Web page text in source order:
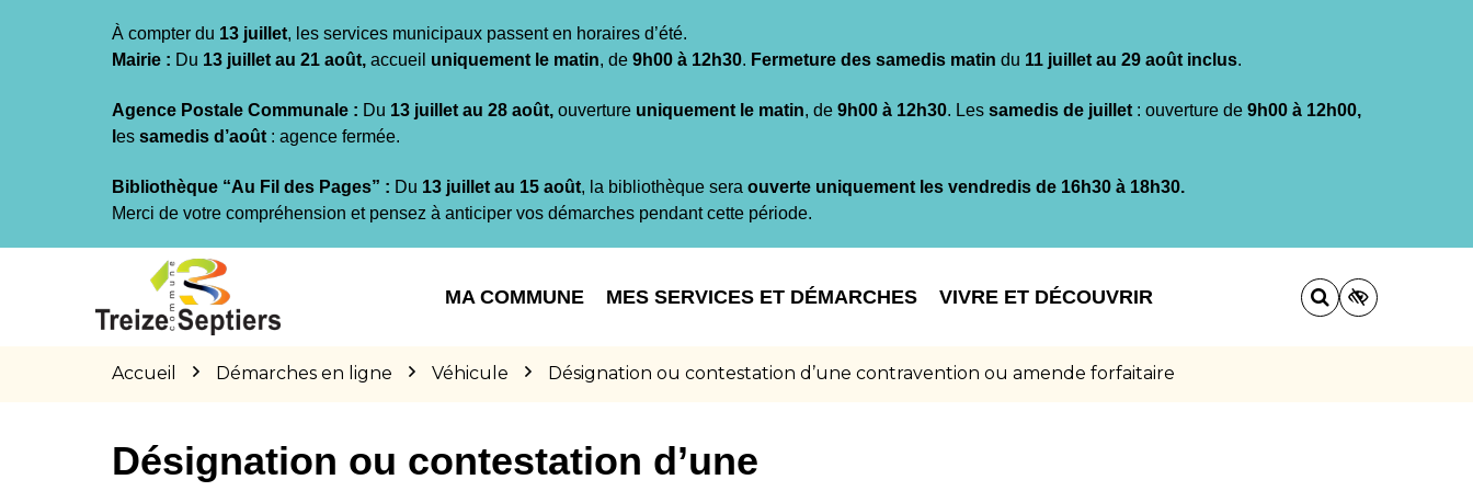
À compter du 13 juillet, les services municipaux passent en horaires d’été.
Mairie : Du 13 juillet au 21 août, accueil uniquement le matin, de 9h00 à 12h30. Fermeture des samedis matin du 11 juillet au 29 août inclus.
Agence Postale Communale : Du 13 juillet au 28 août, ouverture uniquement le matin, de 9h00 à 12h30. Les samedis de juillet : ouverture de 9h00 à 12h00,
es samedis d’août : agence fermée.
Bibliothèque “Au Fil des Pages” : Du 13 juillet au 15 août, la bibliothèque sera ouverte uniquement les vendredis de 16h30 à 18h30.
Merci de votre compréhension et pensez à anticiper vos démarches pendant cette période.
MA COMMUNE MES SERVICES ET DÉMARCHES VIVRE ET DÉCOUVRIR
Accueil Démarches en ligne Véhicule Désignation ou contestation d’une contravention ou amende forfaitaire
Désignation ou contestation d’une